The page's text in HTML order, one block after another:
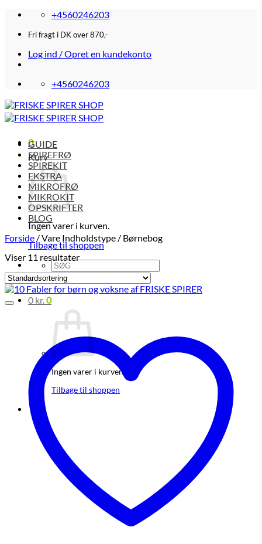
Fortsæt
indhold
+4560246203
Fri fragt i DK over 870,-
Log ind / Opret en kundekonto
+4560246203
0
Kurv
Ingen varer i kurven.
Tilbage til shoppen
Søg
efter:
0 kr.0
Ingen varer i kurven.
Tilbage til shoppen
GUIDE
SPIREFRØ
SPIREKIT
EKSTRA
MIKROFRØ
MIKROKIT
OPSKRIFTER
BLOG
Forside /Vare Indholdstype / Børnebog
Viser 11 resultater